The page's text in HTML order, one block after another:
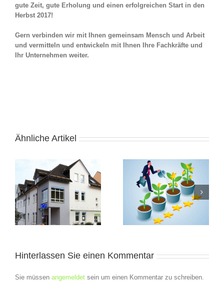
gute Zeit, gute Erholung und einen erfolgreichen Start in den
Herbst 2017!
Gern verbinden wir mit Ihnen gemeinsam Mensch und Arbeit
und vermitteln und entwickeln mit Ihnen Ihre Fachkräfte und
Ihr Unternehmen weiter.
Ähnliche Artikel
Feedback als
Geschenk – Entdecke
Deine Art zu schenken
und beschenkt zu
werden.
Selbstwert – Vertraust
Du Dir und Deinen
Fähigkeiten? Erlaubst
Du Dir Dein Potential
mit Freude auf die
Bühne zu bringen?
Hinterlassen Sie einen Kommentar
Sie müssen angemeldet sein um einen Kommentar zu schreiben.